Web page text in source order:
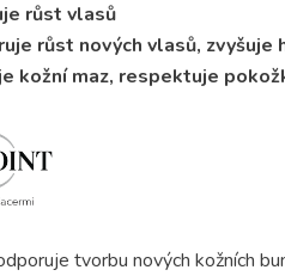
růst vlasů
růst nových vlasů,
kožní maz, respektuje
tvorbu nových kožních